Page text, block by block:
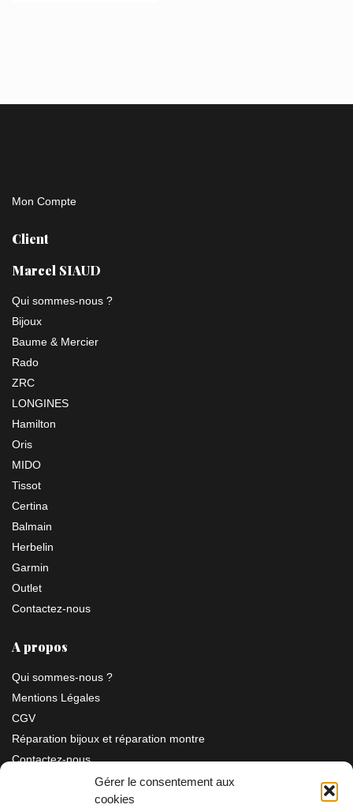
Gérer le consentement aux
cookies
Mon Compte
Client
Marcel SIAUD
Qui sommes-nous ?
Bijoux
Baume & Mercier
Rado
ZRC
LONGINES
Hamilton
Oris
MIDO
Tissot
Certina
Balmain
Herbelin
Garmin
Outlet
Contactez-nous
A propos
Qui sommes-nous ?
Mentions Légales
CGV
Réparation bijoux et réparation montre
Contactez-nous